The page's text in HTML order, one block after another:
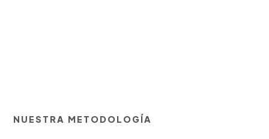
NUESTRA METODOLOGÍA